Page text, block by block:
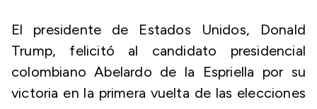
El presidente de Estados Unidos, Donald
Trump, felicitó al candidato presidencial
colombiano Abelardo de la Espriella por su
victoria en la primera vuelta de las elecciones